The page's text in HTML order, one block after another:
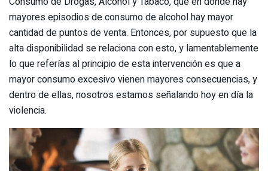
mayores episodios de consumo de alcohol hay mayor
cantidad de puntos de venta. Entonces, por supuesto que la
alta disponibilidad se relaciona con esto, y lamentablemente
lo que referías al principio de esta intervención es que a
mayor consumo excesivo vienen mayores consecuencias, y
dentro de ellas, nosotros estamos señalando hoy en día la
violencia.